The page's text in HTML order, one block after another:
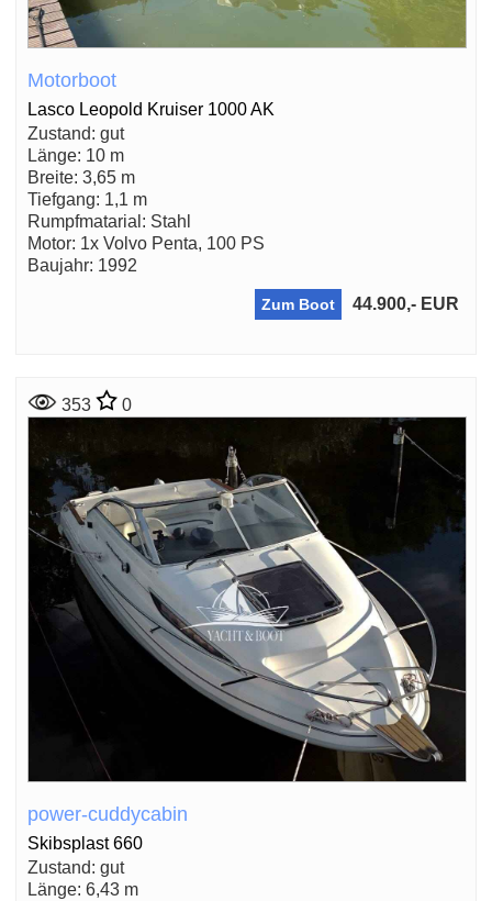
Motorboot
Lasco Leopold Kruiser 1000 AK
Zustand: gut
Länge: 10 m
Breite: 3,65 m
Tiefgang: 1,1 m
Rumpfmatarial: Stahl
Motor: 1x Volvo Penta, 100 PS
Baujahr: 1992
Zum Boot 44.900,- EUR
353 0
power-cuddycabin
Skibsplast 660
Zustand: gut
Länge: 6,43 m